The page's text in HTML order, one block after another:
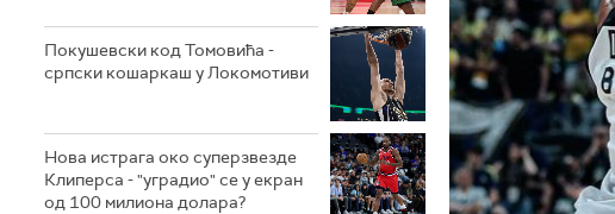
Покушевски код Томовића -
српски кошаркаш у Локомотиви
Нова истрага око суперзвезде
Клиперса - "уградио" се у екран
од 100 милиона долара?